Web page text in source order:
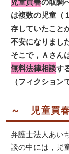
は複数の児童（
存していたこと
不安になりまし
そこで，Ａさん
無料法律相談す
（フィクション
～ 児童買
弁護士法人あい
談の中には，児